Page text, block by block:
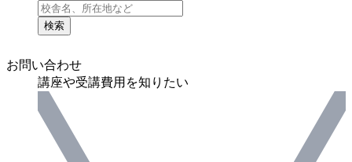
検索
お問い合わせ
講座や受講費用を知りたい